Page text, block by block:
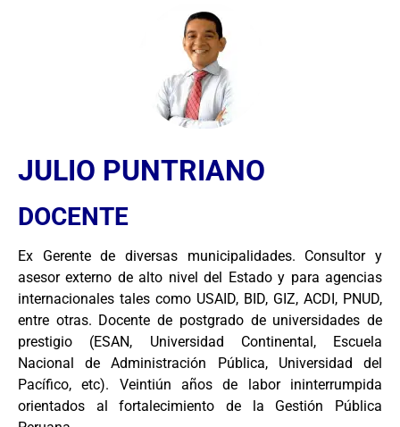
JULIO PUNTRIANO
DOCENTE
Ex Gerente de diversas municipalidades. Consultor y
asesor externo de alto nivel del Estado y para agencias
internacionales tales como USAID, BID, GIZ, ACDI, PNUD,
entre otras. Docente de postgrado de universidades de
prestigio (ESAN, Universidad Continental, Escuela
Nacional de Administración Pública, Universidad del
Pacífico, etc). Veintiún años de labor ininterrumpida
orientados al fortalecimiento de la Gestión Pública